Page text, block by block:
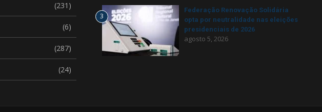
(231)
(6)
(287)
(24)
3
Federação Renovação Solidária
opta por neutralidade nas eleições
presidenciais de 2026
agosto 5, 2026